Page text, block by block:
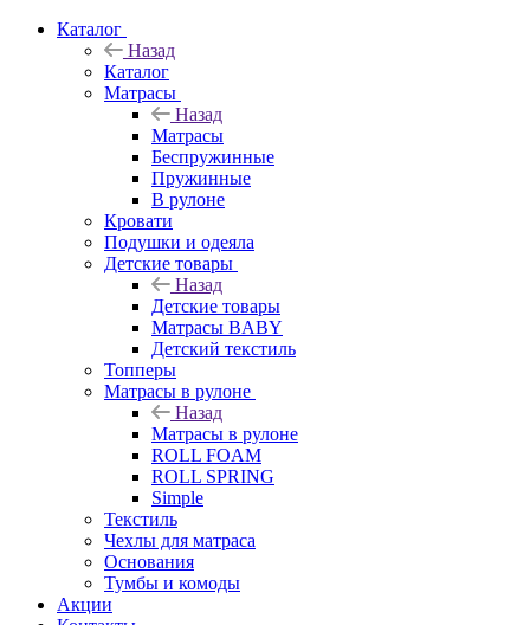
Каталог
Назад
Каталог
Матрасы
Назад
Матрасы
Беспружинные
Пружинные
В рулоне
Кровати
Подушки и одеяла
Детские товары
Назад
Детские товары
Матрасы BABY
Детский текстиль
Топперы
Матрасы в рулоне
Назад
Матрасы в рулоне
ROLL FOAM
ROLL SPRING
Simple
Текстиль
Чехлы для матраса
Основания
Тумбы и комоды
Акции